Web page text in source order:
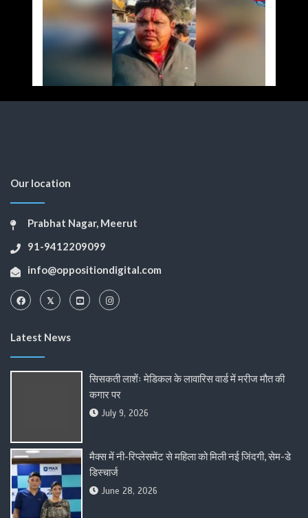
Our location
Prabhat Nagar, Meerut
91-9412209099
info@oppositiondigital.com
Latest News
सिसकती लाशेंः मेडिकल के लावारिस वार्ड में मरीज मौत की
कगार पर
July 9, 2026
मैक्स में नी-रिप्लेसमेंट से महिला को मिली नई जिंदगी, सेम-डे
डिस्चार्ज
June 28, 2026